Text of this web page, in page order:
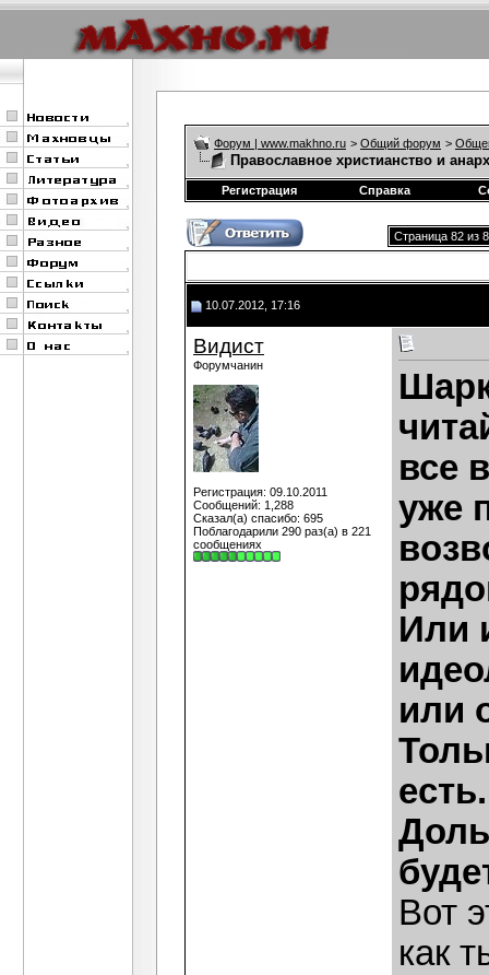
Форум | www.makhno.ru > Общий форум >
Православное христианство и
Регистрация Справка
Страница 82 из
10.07.2012, 17:16
Видист
Форумчанин
Регистрация: 09.10.2011
Сообщений: 1,288
Сказал(а) спасибо: 695
Поблагодарили 290 раз(а) в 221
сообщениях
все
уже
Или
или
есть.
Вот
как